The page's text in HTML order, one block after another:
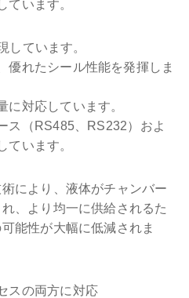
ています。
しています。
優れたシール性能を発揮しま
に対応しています。
ス（RS485、RS232）およ
ています。
により、液体がチャンバー
、より均一に供給されるた
能性が大幅に低減されま
スの両方に対応